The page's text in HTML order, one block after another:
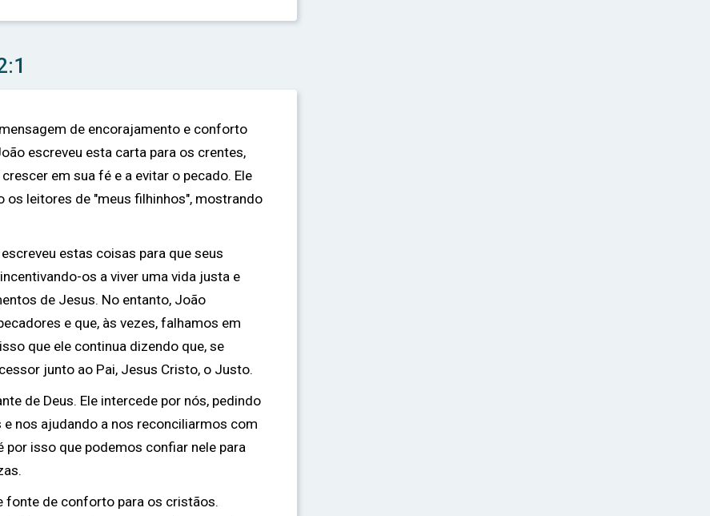
de encorajamento e conforto
escreveu esta carta para os crentes,
em sua fé e a evitar o pecado. Ele
os leitores de "meus filhinhos", mostrando
estas coisas para que seus
os a viver uma vida justa e
de Jesus. No entanto, João
e que, às vezes, falhamos em
que ele continua dizendo que, se
junto ao Pai, Jesus Cristo, o Justo.
de Deus. Ele intercede por nós, pedindo
nos ajudando a nos reconciliarmos com
por isso que podemos confiar nele para
fonte de conforto para os cristãos.